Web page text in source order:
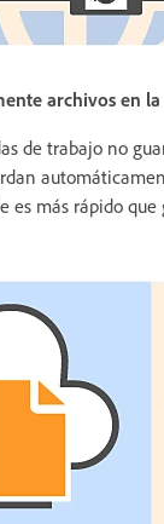
archivos en
de trabajo no
es más rápido que